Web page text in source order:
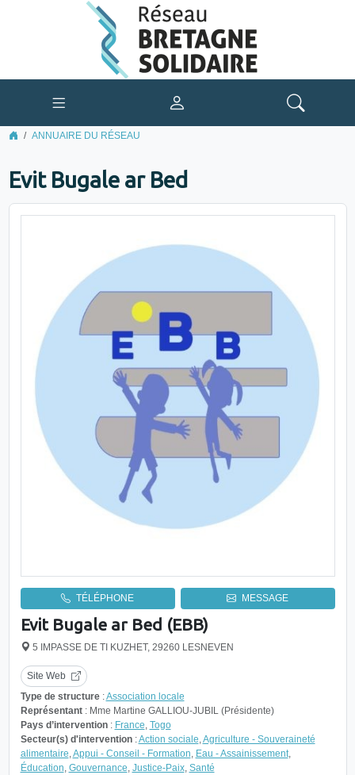
ANNUAIRE DU RÉSEAU
Evit Bugale ar Bed
TÉLÉPHONE MESSAGE
Evit Bugale ar Bed (EBB)
5 IMPASSE DE TI KUZHET, 29260 LESNEVEN
Site Web
Type de structure:Association locale
Représentant: Mme Martine GALLIOU-JUBIL (Présidente)
Pays d’intervention: France, Togo
Secteur(s) d'intervention:Action sociale,Agriculture - Souveraineté
alimentaire,Appui - Conseil - Formation, Eau - Assainissement,
Éducation, Gouvernance, Justice-Paix, Santé